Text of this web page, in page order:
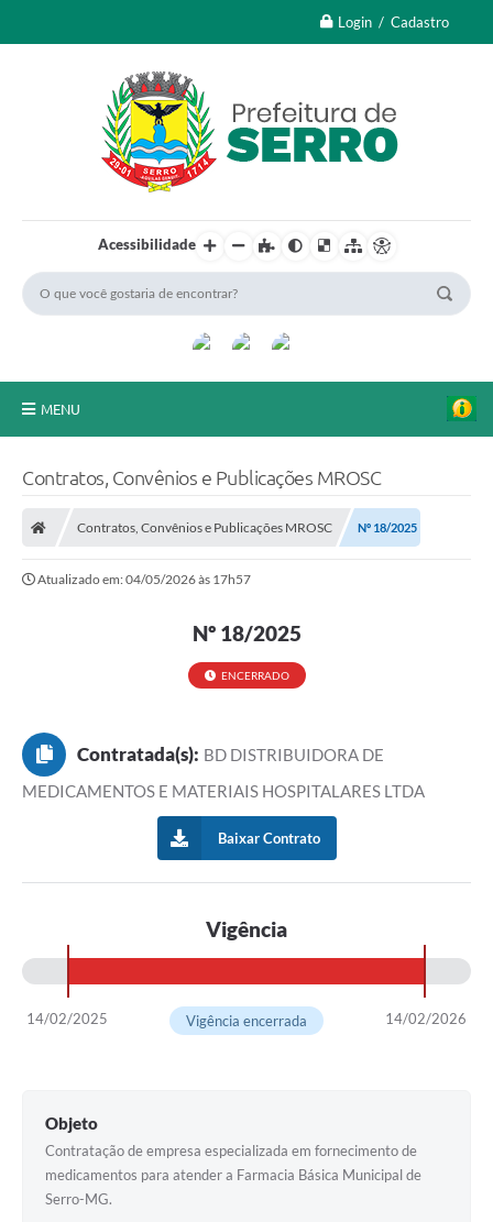
Login / Cadastro
Acessibilidade
MENU
Processo Seletivo/Concurso Público
Taxas de Inscrição/Guia de Arrecadação / Tributos
Plano Diretor Participativo de Serro/MG
Planejamento e Orçamento Público: PPA - LOA -
LDO
Licitações
Sala Mineira do Empreendedor de Serro/MG
Organizações da Sociedade Civil
Turismo
Horário - Linhas Municipais de Coletivos
Chamamento Público
Contratos, Convênios e Publicações MROSC
Contratos, Convênios e Publicações MROSC Nº 18/2025
Atualizado em: 04/05/2026 às 17h57
Nº 18/2025
ENCERRADO
Contratada(s): BD DISTRIBUIDORA DE
MEDICAMENTOS E MATERIAIS HOSPITALARES LTDA
Baixar Contrato
Vigência
14/02/2025 14/02/2026
Vigência encerrada
Objeto
Contratação de empresa especializada em fornecimento de
medicamentos para atender a Farmacia Básica Municipal de
Serro-MG.